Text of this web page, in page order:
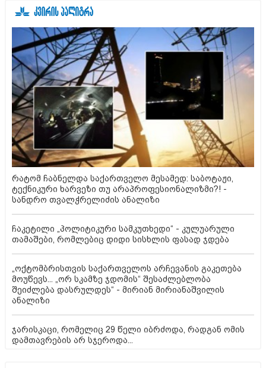
რატომ ჩაბნელდა საქართველო მესამედ: საბოტაჟი,
ტექნიკური ხარვეზი თუ არაპროფესიონალიზმი?! -
სანდრო თვალჭრელიძის ანალიზი
ჩაკეტილი „პოლიტიკური სამკუთხედი“ - კულუარული
თამაშები, რომლებიც დიდი სისხლის ფასად ჯდება
„ოქტომბრისთვის საქართველოს არჩევანის გაკეთება
მოუწევს... „ორ სკამზე ჯდომის“ შესაძლებლობა
შეიძლება დასრულდეს“ - მირიან მირიანაშვილის
ანალიზი
ჯარისკაცი, რომელიც 29 წელი იბრძოდა, რადგან ომის
დამთავრების არ სჯეროდა...